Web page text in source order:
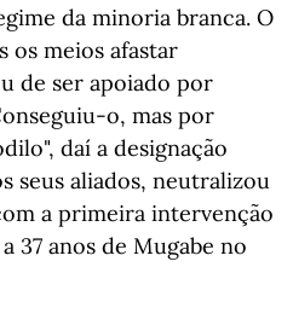
da minoria branca. O
meios afastar
de ser apoiado por
o, mas por
daí a designação
seus aliados, neutralizou
a primeira intervenção
37 anos de Mugabe no